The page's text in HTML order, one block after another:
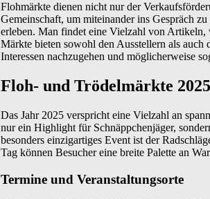
Flohmärkte dienen nicht nur der
Gemeinschaft, um miteinander ins Gespräch
erleben. Man findet eine Vielzahl von
Märkte bieten sowohl den Ausstellern als auch
Interessen nachzugehen und möglicherweise
Floh- und Trödelmärkte
Das Jahr 2025 verspricht eine Vielzahl an
nur ein Highlight für Schnäppchenjäger,
besonders einzigartiges Event ist der
Tag können Besucher eine breite Palette an
Termine und Veranstaltungsorte